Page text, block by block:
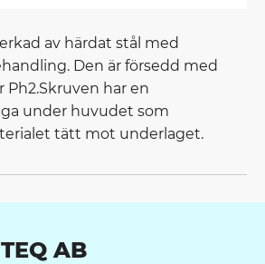
av härdat stål med
Den är försedd med
Ph2.Skruven har en
under huvudet som
tätt mot underlaget.
AB